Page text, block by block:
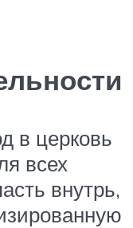
в церковь
всех
внутрь,